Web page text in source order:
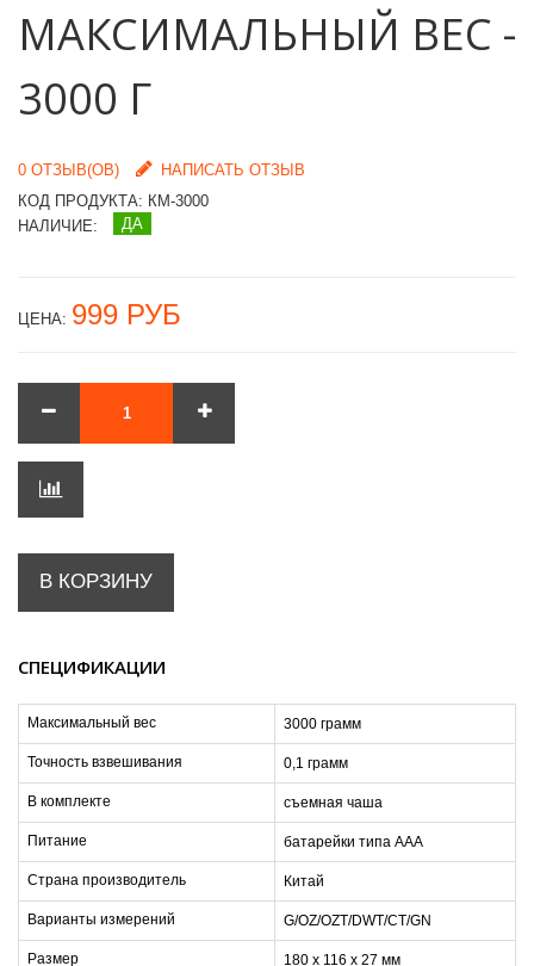
МАКСИМАЛЬНЫЙ ВЕС -
3000 Г
0 ОТЗЫВ(ОВ)
НАПИСАТЬ ОТЗЫВ
КОД ПРОДУКТА: КМ-3000
НАЛИЧИЕ:
ДА
ЦЕНА: 999 РУБ
В КОРЗИНУ
СПЕЦИФИКАЦИИ
Максимальный вес 3000 грамм
Точность взвешивания 0,1 грамм
В комплекте съемная чаша
Питание батарейки типа ААА
Страна производитель Китай
Варианты измерений G/OZ/OZT/DWT/CT/GN
Размер 180 x 116 x 27 мм